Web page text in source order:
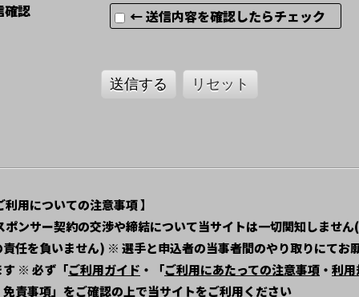
確認 ← 送信内容を確認したらチェック
送信する リセット
利用についての注意事項 】
ンサー契約の交渉や締結について当サイトは一切関知しません
責任を負いません) ※ 選手と申込者の当事者間のやり取りにてお
す ※ 必ず「ご利用ガイド ・「ご利用にあたっての注意事項 ・ 利用
免責事項」をご確認の上で当サイトをご利用ください